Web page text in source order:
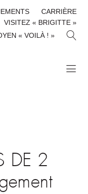
CARRIÈRE
VISITEZ « BRIGITTE »
« VOILÀ ! »
H
DE 2